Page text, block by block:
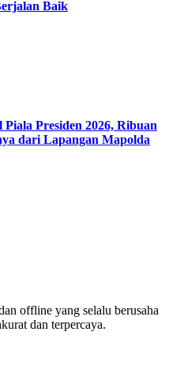
Baik
Presiden 2026, Ribuan
dari Lapangan Mapolda
offline yang selalu berusaha
dan terpercaya.